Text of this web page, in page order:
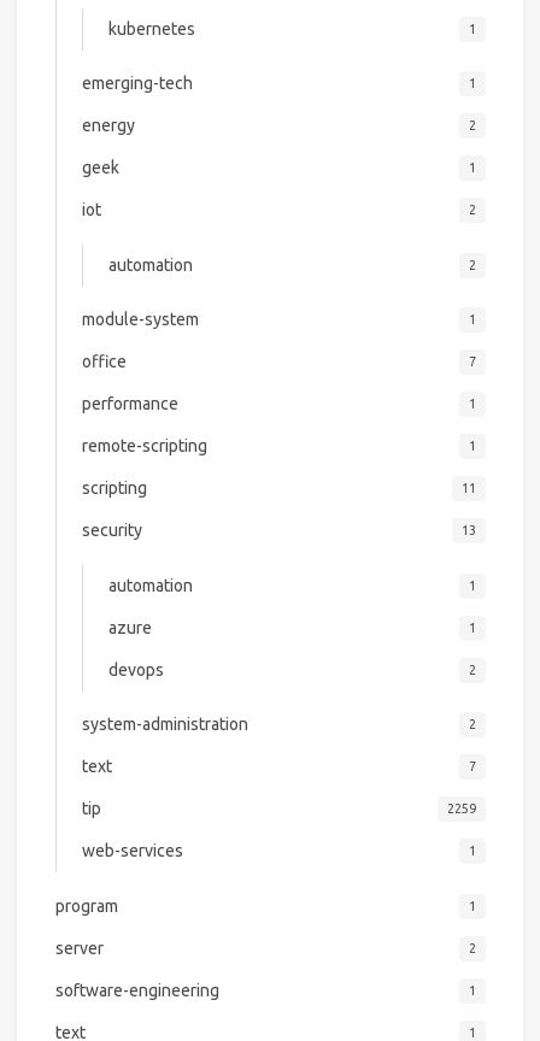
kubernetes 1
emerging-tech 1
energy 2
geek 1
iot 2
automation 2
module-system 1
office 7
performance 1
remote-scripting 1
scripting 11
security 13
automation 1
azure 1
devops 2
system-administration 2
text 7
tip 2259
web-services 1
program 1
server 2
software-engineering 1
text 1